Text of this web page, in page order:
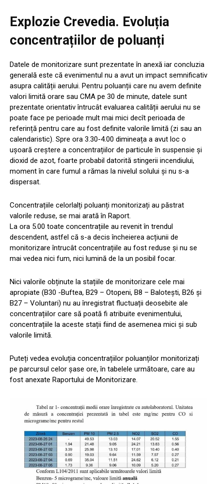
Explozie Crevedia. Evoluția
concentrațiilor de poluanți
Datele de monitorizare sunt prezentate în anexă iar concluzia
generală este că evenimentul nu a avut un impact semnificativ
asupra calității aerului. Pentru poluanții care nu avem definite
valori limită orare sau CMA pe 30 de minute, datele sunt
prezentate orientativ întrucât evaluarea calității aerului nu se
poate face pe perioade mult mai mici decît perioada de
referință pentru care au fost definite valorile limită (zi sau an
calendaristic). Spre ora 3.30-4.00 dimineața a avut loc o
ușoară creștere a concentrațiilor de particule în suspensie și
dioxid de azot, foarte probabil datorită stingerii incendiului,
moment în care fumul a rămas la nivelul solului și nu s-a
dispersat.
Concentrațiile celorlalți poluanți monitorizați au păstrat
valorile reduse, se mai arată în Raport.
La ora 5.00 toate concentrațiile au revenit în trendul
descendent, astfel că s-a decis încheierea acțiunii de
monitorizare întrucât concentrațiile au fost reduse și nu se
mai vedea nici fum, nici lumină de la un posibil focar.
Nici valorile obținute la stațiile de monitorizare cele mai
apropiate (B30 -Buftea, B29 – Otopeni, B8 – Balotești, B26 și
B27 – Voluntari) nu au înregistrat fluctuații deosebite ale
concentrațiilor care să poată fi atribuite evenimentului,
concentrațiile la aceste stații fiind de asemenea mici și sub
valorile limită.
Puteți vedea evoluția concentrațiilor poluanților monitorizați
pe parcursul celor șase ore, în tabelele următoare, care au
fost anexate Raportului de Monitorizare.